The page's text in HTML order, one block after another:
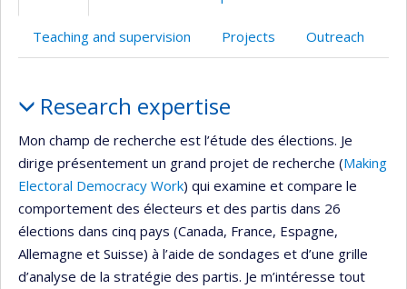
Teaching and supervision Projects Outreach
Research expertise
Mon champ de recherche est l’étude des élections. Je
dirige présentement un grand projet de recherche (Making
Electoral Democracy Work) qui examine et compare le
comportement des électeurs et des partis dans 26
élections dans cinq pays (Canada, France, Espagne,
Allemagne et Suisse) à l’aide de sondages et d’une grille
d’analyse de la stratégie des partis. Je m’intéresse tout